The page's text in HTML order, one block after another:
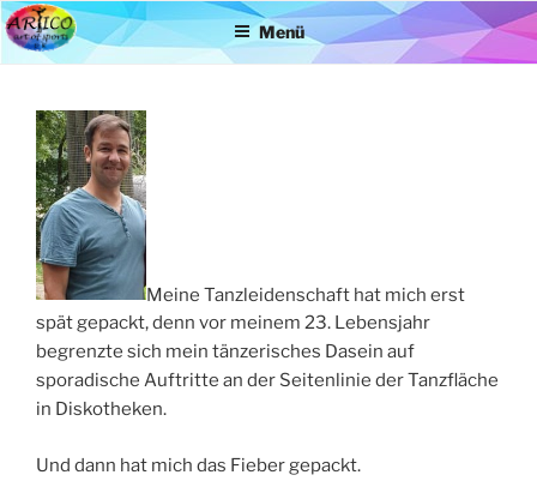
Zum
Inhalt
springen
Menü
Meine Tanzleidenschaft hat mich erst
spät gepackt, denn vor meinem 23. Lebensjahr
begrenzte sich mein tänzerisches Dasein auf
sporadische Auftritte an der Seitenlinie der Tanzfläche
in Diskotheken.
Und dann hat mich das Fieber gepackt.